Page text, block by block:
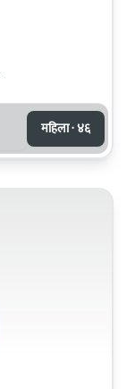
महिला · ४६